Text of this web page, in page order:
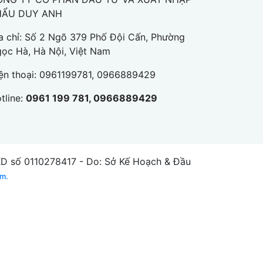
DUY ANH
chỉ: Số 2 Ngõ 379 Phố Đội Cấn, Phường
Hà, Hà Nội, Việt Nam
thoại: 0961199781, 0966889429
0961 199 781, 0966889429
số 0110278417 - Do: Sở Kế Hoạch & Đầu